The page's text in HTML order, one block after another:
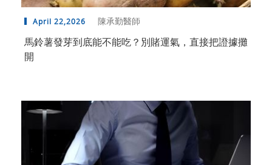
April 22,2026 陳承勤醫師
馬鈴薯發芽到底能不能吃？別賭運氣，直接把證據攤
開